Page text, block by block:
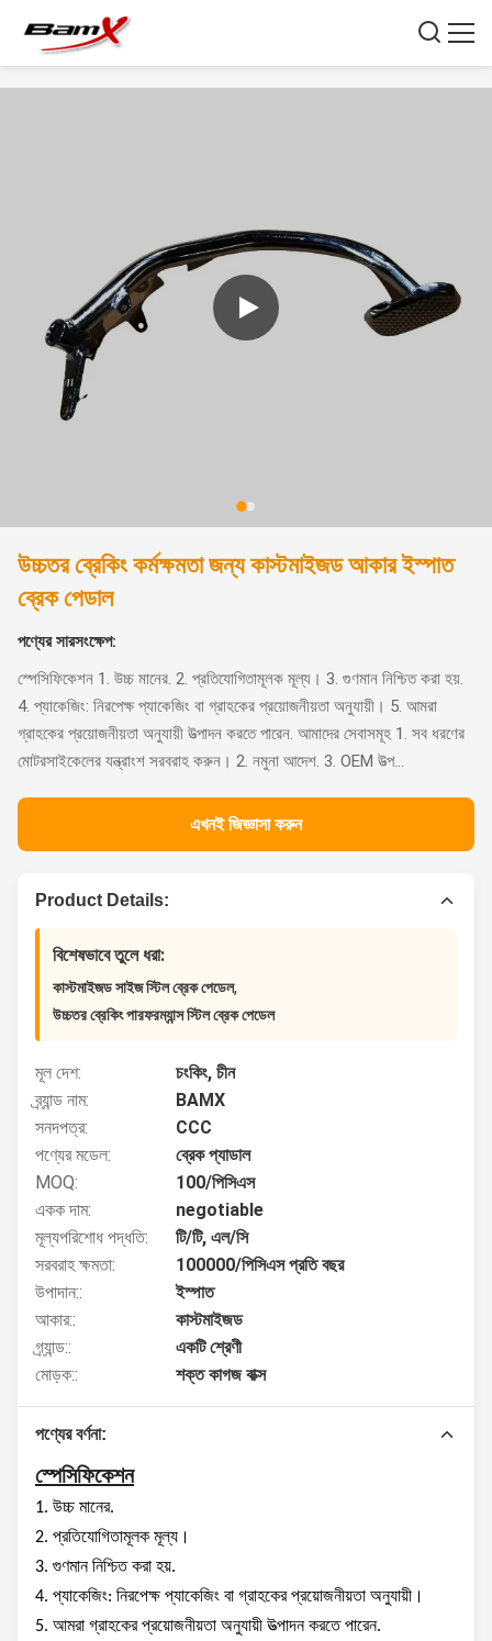
উচ্চতর ব্রেকিং কর্মক্ষমতা জন্য কাস্টমাইজড আকার ইস্পাত
ব্রেক পেডাল
পণ্যের সারসংক্ষেপ:
স্পেসিফিকেশন 1. উচ্চ মানের. 2. প্রতিযোগিতামূলক মূল্য। 3. গুণমান নিশ্চিত করা হয়.
4. প্যাকেজিং: নিরপেক্ষ প্যাকেজিং বা গ্রাহকের প্রয়োজনীয়তা অনুযায়ী। 5. আমরা
গ্রাহকের প্রয়োজনীয়তা অনুযায়ী উত্পাদন করতে পারেন. আমাদের সেবাসমূহ 1. সব ধরণের
মোটরসাইকেলের যন্ত্রাংশ সরবরাহ করুন। 2. নমুনা আদেশ. 3. OEM উত্প...
এখনই জিজ্ঞাসা করুন
Product Details:
বিশেষভাবে তুলে ধরা:
কাস্টমাইজড সাইজ স্টিল ব্রেক পেডেল,
উচ্চতর ব্রেকিং পারফরম্যান্স স্টিল ব্রেক পেডেল
মূল দেশ:
চংকিং, চীন
ব্র্যান্ড নাম:
BAMX
সনদপত্র:
CCC
পণ্যের মডেল:
ব্রেক প্যাডাল
MOQ:
100/পিসিএস
একক দাম:
negotiable
মূল্যপরিশোধ পদ্ধতি:
টি/টি, এল/সি
সরবরাহ ক্ষমতা:
100000/পিসিএস প্রতি বছর
উপাদান::
ইস্পাত
আকার::
কাস্টমাইজড
গ্র্যান্ড::
একটি শ্রেণী
মোড়ক::
শক্ত কাগজ বাক্স
পণ্যের বর্ণনা:
স্পেসিফিকেশন
1. উচ্চ মানের.
2. প্রতিযোগিতামূলক মূল্য।
3. গুণমান নিশ্চিত করা হয়.
4. প্যাকেজিং: নিরপেক্ষ প্যাকেজিং বা গ্রাহকের প্রয়োজনীয়তা অনুযায়ী।
5. আমরা গ্রাহকের প্রয়োজনীয়তা অনুযায়ী উত্পাদন করতে পারেন.